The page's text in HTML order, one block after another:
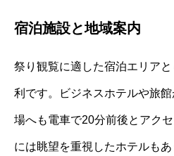
宿泊施設と地域案内
祭り観覧に適した宿泊エリア
利です。ビジネスホテルや旅
場へも電車で20分前後とアク
には眺望を重視したホテルも